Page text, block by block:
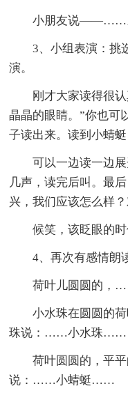
小朋友说——……
3、小组表演：挑选
演。
刚才大家读得很认
晶晶的眼睛。”你也可
子读出来。读到小蜻
可以一边读一边展
几声，读完后叫。最
兴，我们应该怎么样
候笑，该眨眼的时
4、再次有感情朗读
荷叶儿圆圆的，
小水珠在圆圆的荷
珠说：……小水珠……
荷叶圆圆的，平平
说：……小蜻蜓……